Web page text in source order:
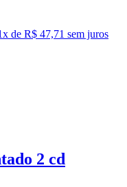
x de R$ 47,71 sem juros
2 cd